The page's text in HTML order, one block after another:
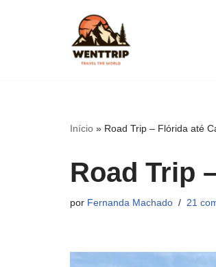
Início » Road Trip – Flórida até
Road Trip
por Fernanda Machado 21